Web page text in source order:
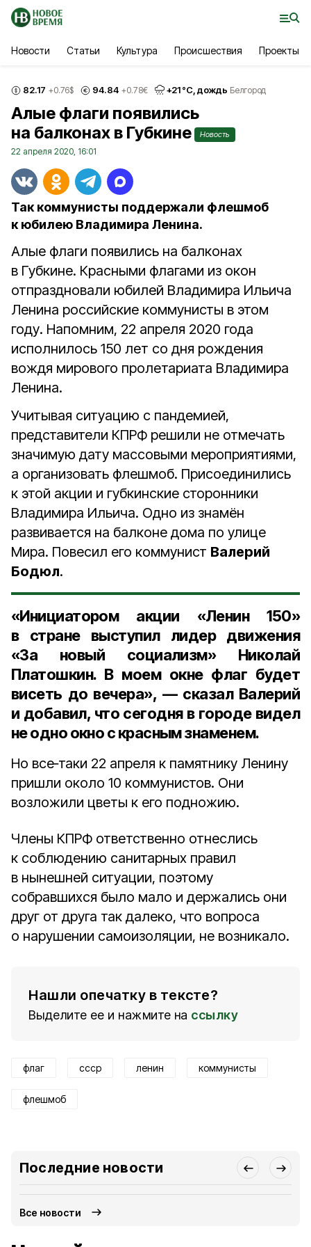
Новости Статьи Культура Происшествия Проекты
82.17 +0.76$ 94.84 +0.78€ +21°С, дождь Белгород
Алые флаги появились
на балконах в Губкине
Новость
22 апреля 2020, 16:01
Так коммунисты поддержали флешмоб
к юбилею Владимира Ленина.
Алые флаги появились на балконах
в Губкине. Красными флагами из окон
отпраздновали юбилей Владимира Ильича
Ленина российские коммунисты в этом
году. Напомним, 22 апреля 2020 года
исполнилось 150 лет со дня рождения
вождя мирового пролетариата Владимира
Ленина.
Учитывая ситуацию с пандемией,
представители КПРФ решили не отмечать
значимую дату массовыми мероприятиями,
а организовать флешмоб. Присоединились
к этой акции и губкинские сторонники
Владимира Ильича. Одно из знамён
развивается на балконе дома по улице
Мира. Повесил его коммунист Валерий
Бодюл.
«Инициатором акции «Ленин 150»
в стране выступил лидер движения
«За новый социализм»
Николай
Платошкин. В моем окне флаг будет
висеть до вечера», — сказал Валерий
и добавил, что сегодня в городе видел
не одно окно с красным знаменем.
Но все‑таки 22 апреля к памятнику Ленину
пришли около 10 коммунистов. Они
возложили цветы к его подножию.
Члены КПРФ ответственно отнеслись
к соблюдению санитарных правил
в нынешней ситуации, поэтому
собравшихся было мало и держались они
друг от друга так далеко, что вопроса
о нарушении самоизоляции, не возникало.
Нашли опечатку в тексте?
Выделите ее и нажмите на ссылку
флаг ссср ленин коммунисты
флешмоб
Последние новости
Все новости